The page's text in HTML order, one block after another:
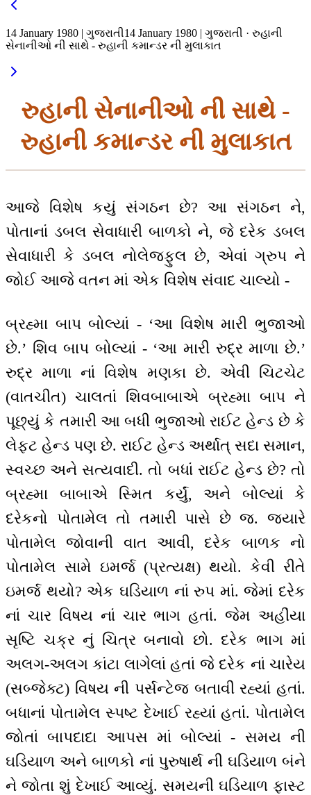
14 January 1980 | ગુજરાતી14 January 1980 | ગુજરાતી · રુહાની
સેનાનીઓ ની સાથે - રુહાની કમાન્ડર ની મુલાકાત
રુહાની સેનાનીઓ ની સાથે -
રુહાની કમાન્ડર ની મુલાકાત
આજે વિશેષ કયું સંગઠન છે? આ સંગઠન ને,
પોતાનાં ડબલ સેવાધારી બાળકો ને, જે દરેક ડબલ
સેવાધારી કે ડબલ નોલેજફુલ છે, એવાં ગ્રુપ ને
જોઈ આજે વતન માં એક વિશેષ સંવાદ ચાલ્યો -
બ્રહ્મા બાપ બોલ્યાં - ‘આ વિશેષ મારી ભુજાઓ
છે.’ શિવ બાપ બોલ્યાં - ‘આ મારી રુદ્ર માળા છે.’
રુદ્ર માળા નાં વિશેષ મણકા છે. એવી ચિટચેટ
(વાતચીત) ચાલતાં શિવબાબાએ બ્રહ્મા બાપ ને
પૂછ્યું કે તમારી આ બધી ભુજાઓ રાઈટ હેન્ડ છે કે
લેફ્ટ હેન્ડ પણ છે. રાઈટ હેન્ડ અર્થાત્ સદા સમાન,
સ્વચ્છ અને સત્યવાદી. તો બધાં રાઈટ હેન્ડ છે? તો
બ્રહ્મા બાબાએ સ્મિત કર્યું, અને બોલ્યાં કે
દરેકનો પોતામેલ તો તમારી પાસે છે જ. જ્યારે
પોતામેલ જોવાની વાત આવી, દરેક બાળક નો
પોતામેલ સામે ઇમર્જ (પ્રત્યક્ષ) થયો. કેવી રીતે
ઇમર્જ થયો? એક ઘડિયાળ નાં રુપ માં. જેમાં દરેક
નાં ચાર વિષય નાં ચાર ભાગ હતાં. જેમ અહીંયા
સૃષ્ટિ ચક્ર નું ચિત્ર બનાવો છો. દરેક ભાગ માં
અલગ-અલગ કાંટા લાગેલાં હતાં જે દરેક નાં ચારેય
(સબ્જેક્ટ) વિષય ની પર્સન્ટેજ બતાવી રહ્યાં હતાં.
બધાનાં પોતામેલ સ્પષ્ટ દેખાઈ રહ્યાં હતાં. પોતામેલ
જોતાં બાપદાદા આપસ માં બોલ્યાં - સમય ની
ઘડિયાળ અને બાળકો નાં પુરુષાર્થ ની ઘડિયાળ બંને
ને જોતા શું દેખાઈ આવ્યું. સમયની ઘડિયાળ ફાસ્ટ